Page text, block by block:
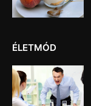
ÉLETMÓD